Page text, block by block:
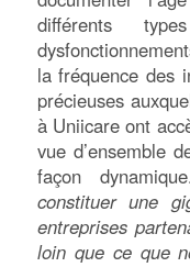
différents
la fréquence des
précieuses
à Uniicare ont
vue d’ensemble
façon
constituer une
entreprises
loin que ce que